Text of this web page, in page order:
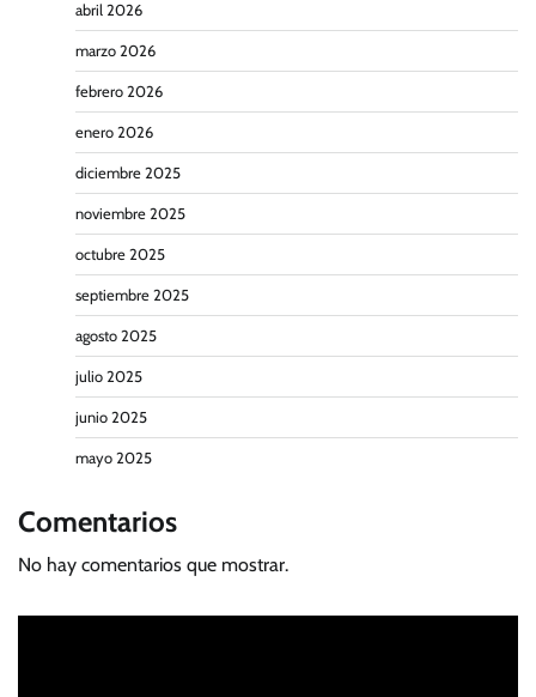
abril 2026
marzo 2026
febrero 2026
enero 2026
diciembre 2025
noviembre 2025
octubre 2025
septiembre 2025
agosto 2025
julio 2025
junio 2025
mayo 2025
Comentarios
No hay comentarios que mostrar.